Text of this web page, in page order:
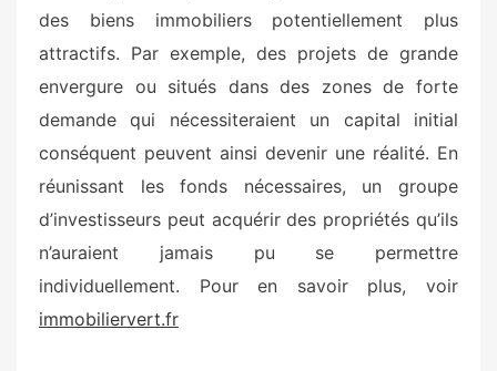
des biens immobiliers potentiellement plus
attractifs. Par exemple, des projets de grande
envergure ou situés dans des zones de forte
demande qui nécessiteraient un capital initial
conséquent peuvent ainsi devenir une réalité. En
réunissant les fonds nécessaires, un groupe
d’investisseurs peut acquérir des propriétés qu’ils
n’auraient jamais pu se permettre
individuellement. Pour en savoir plus, voir
immobiliervert.fr